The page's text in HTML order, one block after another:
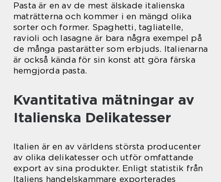
Pasta är en av de mest älskade italienska
maträtterna och kommer i en mängd olika
sorter och former. Spaghetti, tagliatelle,
ravioli och lasagne är bara några exempel på
de många pastarätter som erbjuds. Italienarna
är också kända för sin konst att göra färska
hemgjorda pasta.
Kvantitativa mätningar av
Italienska Delikatesser
Italien är en av världens största producenter
av olika delikatesser och utför omfattande
export av sina produkter. Enligt statistik från
Italiens handelskammare exporterades